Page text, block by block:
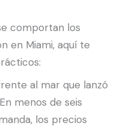
comportan los
en Miami, aquí te
al mar que lanzó
menos de seis
los precios